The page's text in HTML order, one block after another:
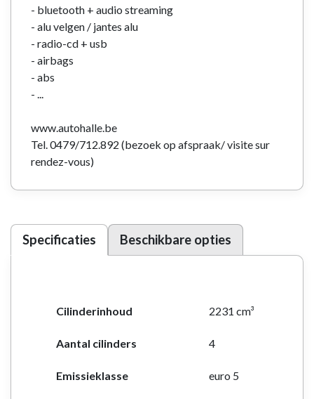
- bluetooth + audio streaming
- alu velgen / jantes alu
- radio-cd + usb
- airbags
- abs
- ...
www.autohalle.be
Tel. 0479/712.892 (bezoek op afspraak/ visite sur
rendez-vous)
Specificaties Beschikbare opties
Cilinderinhoud 2231 cm³
Aantal cilinders 4
Emissieklasse euro 5